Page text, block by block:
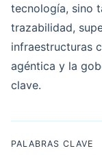
tecnología, sino
trazabilidad,
infraestructuras
agéntica y la
clave.
PALABRAS CLAVE